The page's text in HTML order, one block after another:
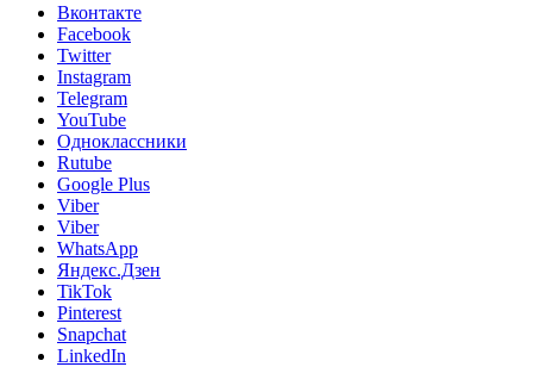
Вконтакте
Facebook
Twitter
Instagram
Telegram
YouTube
Одноклассники
Rutube
Google Plus
Viber
Viber
WhatsApp
Яндекс.Дзен
TikTok
Pinterest
Snapchat
LinkedIn